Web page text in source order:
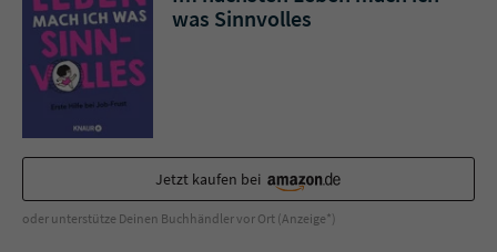
was Sinnvolles
Jetzt kaufen bei
oder unterstütze Deinen Buchhändler vor Ort (Anzeige*)
Sicherheitscode des Kontaktformulars zu
überprüfen.